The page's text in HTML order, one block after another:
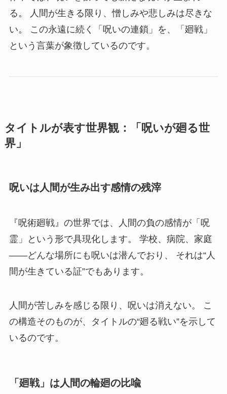
る。 人間が生きる限り、憎しみや悲しみは尽きな
い。 この永遠に続く「呪いの連鎖」を、「廻戦」
という言葉が象徴しているのです。
タイトルが表す世界観：「呪いが廻る世
界」
呪いは人間が生み出す感情の残滓
『呪術廻戦』の世界では、人間の負の感情が「呪
霊」という形で具現化します。 学校、病院、家庭
――どんな場所にも呪いは潜んでおり、 それは“人
間が生きている証”でもあります。
人間が苦しみを感じる限り、呪いは消えない。 こ
の構造そのものが、タイトルの“廻る戦い”を示して
いるのです。
「廻戦」は人間の輪廻の比喩